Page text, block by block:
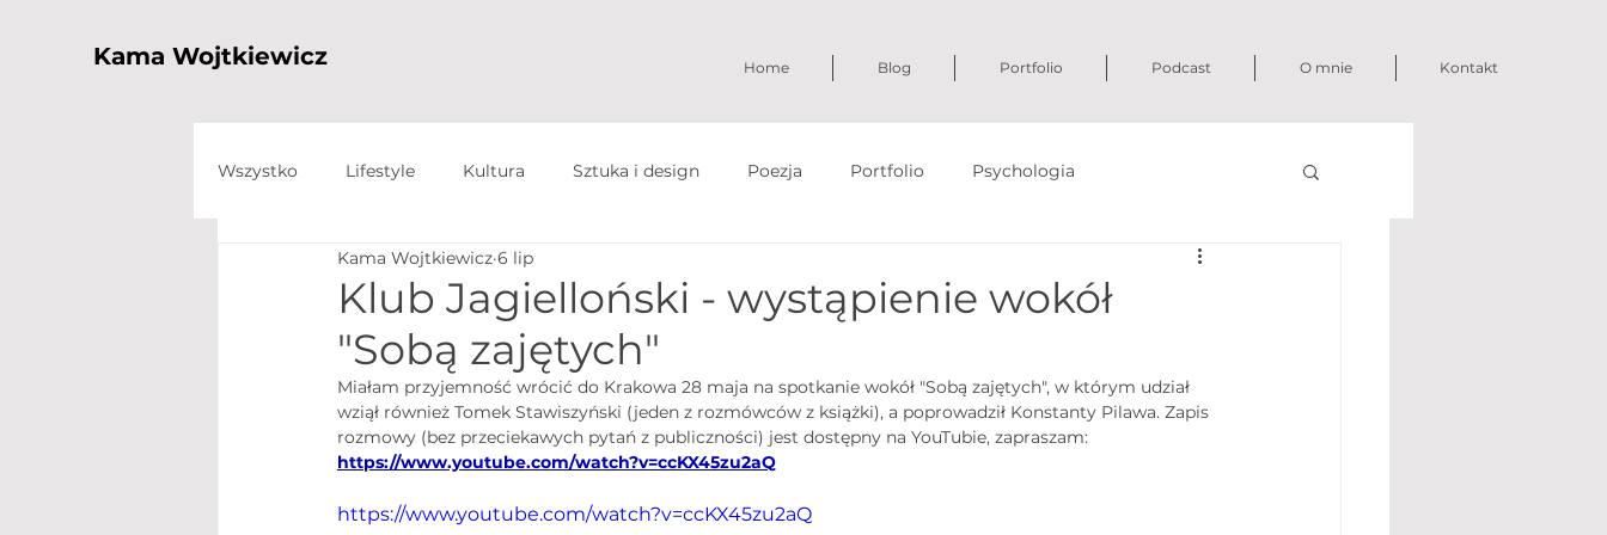
Kama Wojtkiewicz Home Blog Portfolio Podcast O mnie Kontakt
Wszystko Lifestyle Kultura Sztuka i design Poezja Portfolio Psychologia
Klub Jagielloński - wystąpienie wokół
"Sobą zajętych"
Kama Wojtkiewicz 6 lip
Miałam przyjemność wrócić do Krakowa 28 maja na spotkanie wokół "Sobą zajętych", w którym udział
wziął również Tomek Stawiszyński (jeden z rozmówców z książki), a poprowadził Konstanty Pilawa. Zapis
rozmowy (bez przeciekawych pytań z publiczności) jest dostępny na YouTubie, zapraszam:
https://www.youtube.com/watch?v=ccKX45zu2aQ
https://www.youtube.com/watch?v=ccKX45zu2aQ